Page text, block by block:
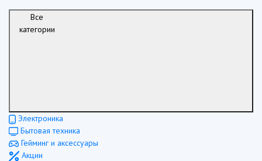
Все
категории
Электроника
Бытовая техника
Гейминг и аксессуары
Акции